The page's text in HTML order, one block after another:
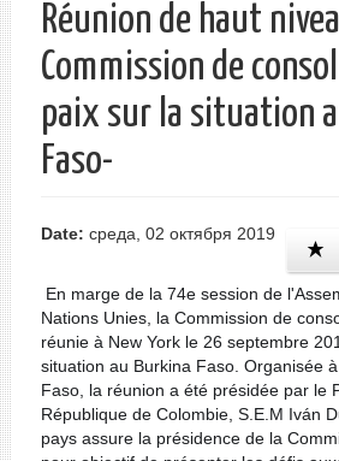
Réunion de haut
Commission de
paix sur la situation
Faso-
Date: среда, 02 октября 2019
En marge de la 74e session de
Nations Unies, la Commission de
réunie à New York le 26 septembre
situation au Burkina Faso. Organisée
Faso, la réunion a été présidée par le
République de Colombie, S.E.M Iván
pays assure la présidence de la